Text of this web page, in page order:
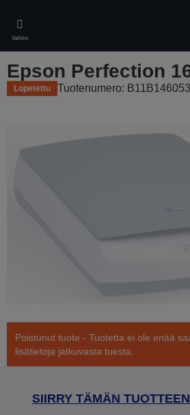
main
content
Valikko
Epson Perfection
Lopetettu Tuotenumero: B11B146053
Poistunut tuote - Tuotetta ei ole enää
lisätietoja jatkuvasta tuesta.
SIIRRY TÄMÄN